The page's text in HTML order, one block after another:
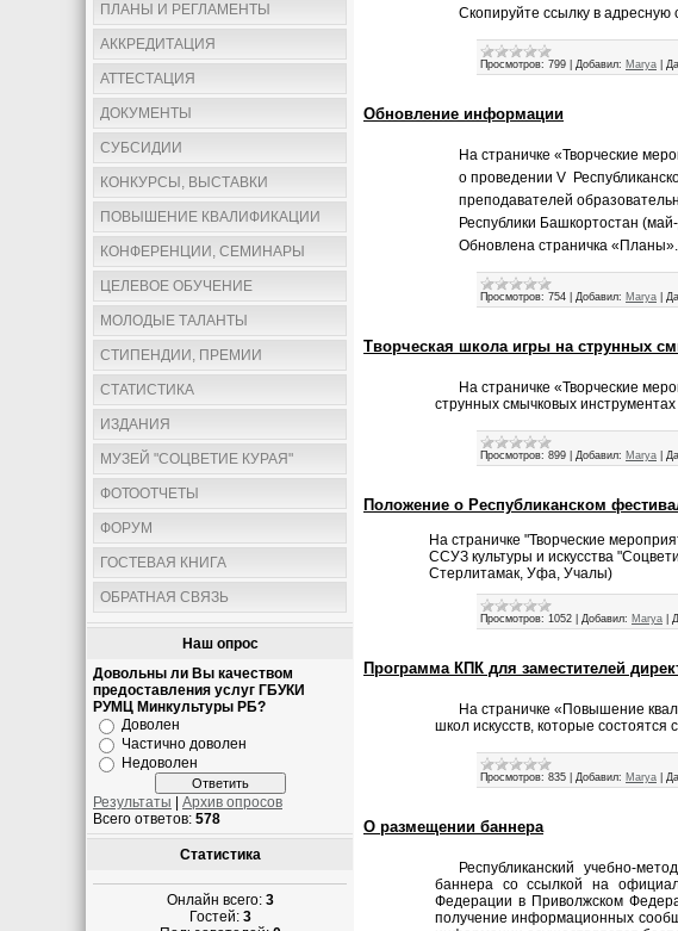
ПЛАНЫ И РЕГЛАМЕНТЫ
АККРЕДИТАЦИЯ
АТТЕСТАЦИЯ
ДОКУМЕНТЫ
СУБСИДИИ
КОНКУРСЫ, ВЫСТАВКИ
ПОВЫШЕНИЕ КВАЛИФИКАЦИИ
КОНФЕРЕНЦИИ, СЕМИНАРЫ
ЦЕЛЕВОЕ ОБУЧЕНИЕ
МОЛОДЫЕ ТАЛАНТЫ
СТИПЕНДИИ, ПРЕМИИ
СТАТИСТИКА
ИЗДАНИЯ
МУЗЕЙ "СОЦВЕТИЕ КУРАЯ"
ФОТООТЧЕТЫ
ФОРУМ
ГОСТЕВАЯ КНИГА
ОБРАТНАЯ СВЯЗЬ
Наш опрос
Довольны ли Вы качеством
предоставления услуг ГБУКИ
РУМЦ Минкультуры РБ?
Доволен
Частично доволен
Недоволен
Результаты
Архив опросов
Всего ответов: 578
Статистика
Онлайн всего: 3
Гостей: 3
Скопируйте ссылку в адресную
Просмотров: 799 Добавил: Marya
Обновление информации
На страничке «Творческие
о проведении V
преподавателей
Республики Башкортостан
Обновлена страничка
Просмотров: 754 Добавил: Marya
Творческая школа игры на струнных
На страничке «Творческие
струнных смычковых
Просмотров: 899 Добавил: Marya
Положение о Республиканском
На страничке "Творческие
ССУЗ культуры и искусства
Стерлитамак, Уфа, Учалы)
Просмотров: 1052 Добавил: Marya
Программа КПК для заместителей
На страничке «Повышение
школ искусств, которые состоятся
Просмотров: 835 Добавил: Marya
О размещении баннера
Республиканский учебно-
баннера со ссылкой на
Федерации в Приволжском
получение информационных